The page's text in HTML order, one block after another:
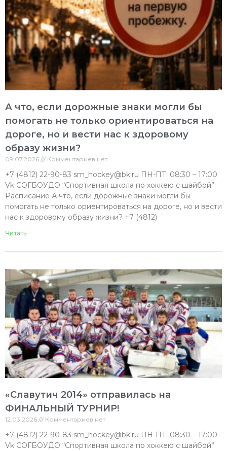
А что, если дорожные знаки могли бы
помогать не только ориентироваться на
дороге, но и вести нас к здоровому
образу жизни?
09.07.2026 Комментариев нет
+7 (4812) 22-90-83 sm_hockey@bk.ru ПН-ПТ: 08:30 – 17:00
Vk СОГБОУДО “Спортивная школа по хоккею с шайбой”
Расписание А что, если дорожные знаки могли бы
помогать не только ориентироваться на дороге, но и вести
нас к здоровому образу жизни? +7 (4812)
Читать
«Славутич 2014» отправилась на
ФИНАЛЬНЫЙ ТУРНИР!
12.03.2026 Комментариев нет
+7 (4812) 22-90-83 sm_hockey@bk.ru ПН-ПТ: 08:30 – 17:00
Vk СОГБОУДО “Спортивная школа по хоккею с шайбой”